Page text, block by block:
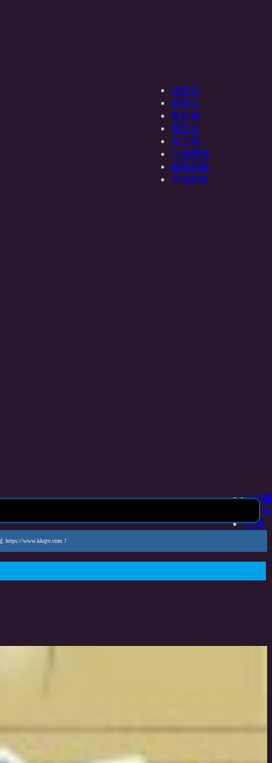
听音乐
去聊天
看直播
看资讯
表白墙
全网搜索
最新采集
视频解析
上一集
下一集
收 藏
收 藏
www.kkqtv.com！